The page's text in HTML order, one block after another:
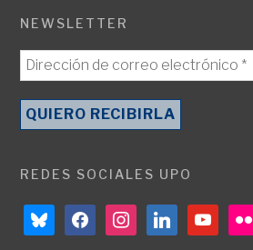
NEWSLETTER
REDES SOCIALES UPO
blueskyfacebookinstagramlinkedinyoutubeflickr